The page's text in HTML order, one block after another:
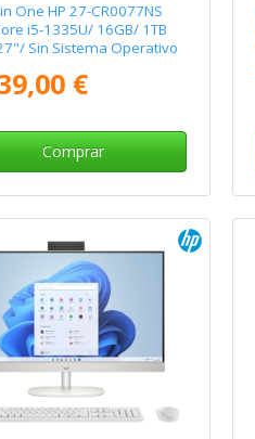
One HP 27-CR0077NS
i5-1335U/ 16GB/ 1TB
Sin Sistema Operativo
€
Comprar